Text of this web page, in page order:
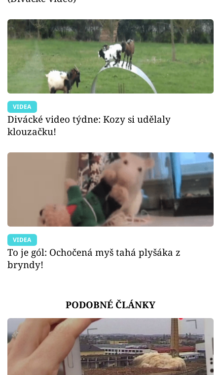
VIDEA
Divácké video týdne: Kozy si udělaly
klouzačku!
VIDEA
To je gól: Ochočená myš tahá plyšáka z
bryndy!
PODOBNÉ ČLÁNKY